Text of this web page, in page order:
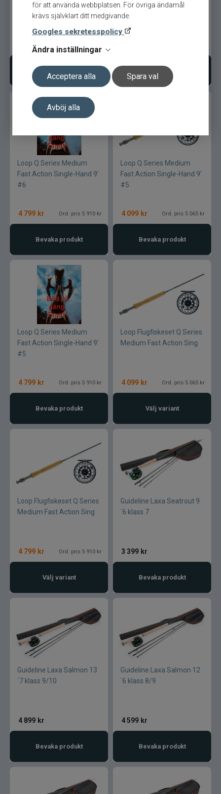
för att använda webbplatsen. För övriga ändamål
krävs självklart ditt medgivande.
Googles sekretesspolicy
Ändra inställningar
Acceptera alla Spara val
Avböj alla
3 399
Bevaka produkt
Fast Action Single-Hand 9'
#6
Bevaka produkt
Loop Q Series Medium
Fast Action Single-Hand 9'
#6
4 799 kr Ord. pris 5 910 kr
Bevaka produkt
Loop Q Series Medium
Fast Action Single-Hand 9'
#5
4 099 kr Ord. pris 5 065 kr
Bevaka produkt
Loop Q Series Medium
Fast Action Single-Hand 9'
#5
4 799 kr Ord. pris 5 910 kr
Bevaka produkt
Loop Flugfiskeset Q Series
Medium Fast Action Sing
4 099 kr Ord. pris 5 065 kr
Välj variant
Loop Flugfiskeset Q Series
Medium Fast Action Sing
4 799 kr Ord. pris 5 910 kr
Välj variant
Guideline Laxa Seatrout 9
´6 klass 7
3 399 kr
Bevaka produkt
Guideline Laxa Salmon 13
´7 klass 9/10
4 899 kr
Bevaka produkt
Guideline Laxa Salmon 12
´6 klass 8/9
4 599 kr
Bevaka produkt